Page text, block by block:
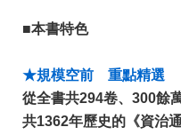
■本書特色
★規模空前 重點精選
從全書共294卷、300餘
共1362年歷史的《資治